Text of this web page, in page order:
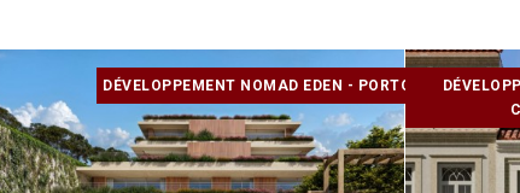
DÉVELOPPEMENT NOMAD EDEN - PORTO